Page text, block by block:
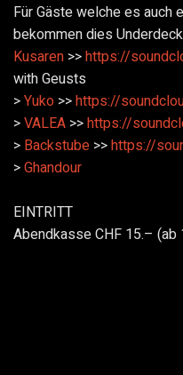
Für Gäste welche es auch
bekommen dies
Kusaren >>https://
with Geusts
>Yuko >>https://
>VALEA >>https://
> Backstube >>https://
>Ghandour
EINTRITT
Abendkasse CHF 15.– (ab